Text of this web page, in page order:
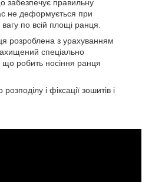
забезпечує правильну
не деформується при
по всій площі ранця.
розроблена з урахуванням
спеціально
що робить носіння ранця
і фіксації зошитів і